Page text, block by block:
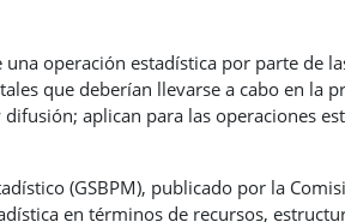
operación estadística por parte de
que deberían llevarse a cabo en la
aplican para las operaciones
(GSBPM), publicado por la
en términos de recursos,